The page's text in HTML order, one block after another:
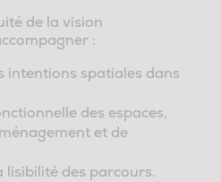
de la vision
:
intentions spatiales dans
des espaces,
et de
lisibilité des parcours.